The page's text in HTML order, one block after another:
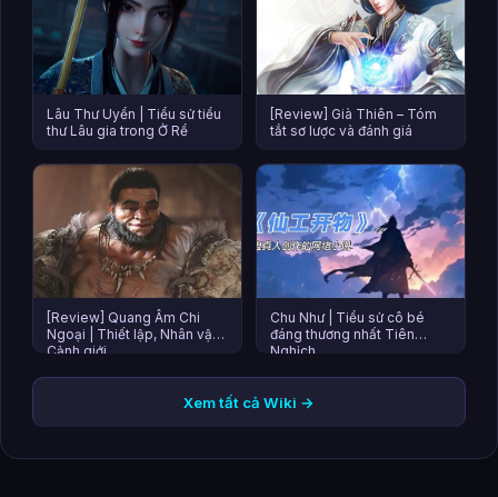
Lâu Thư Uyển | Tiểu sử tiểu
thư Lâu gia trong Ở Rể
[Review] Già Thiên – Tóm
tắt sơ lược và đánh giá
[Review] Quang Âm Chi
Ngoại | Thiết lập, Nhân vật,
Cảnh giới
Chu Như | Tiểu sử cô bé
đáng thương nhất Tiên
Nghịch
Xem tất cả Wiki →